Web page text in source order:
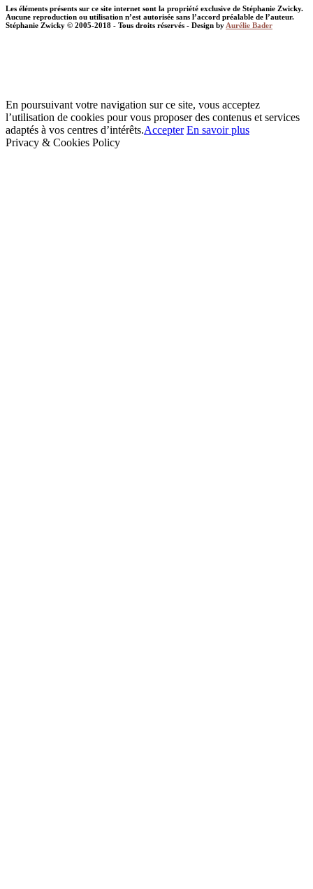
Les éléments présents sur ce site internet sont la propriété exclusive de Stéphanie Zwicky.
Aucune reproduction ou utilisation n’est autorisée sans l’accord préalable de l’auteur.
Stéphanie Zwicky © 2005-2018 - Tous droits réservés - Design by Aurélie Bader
En poursuivant votre navigation sur ce site, vous acceptez
l’utilisation de cookies pour vous proposer des contenus et services
adaptés à vos centres d’intérêts.Accepter En savoir plus
Privacy & Cookies Policy